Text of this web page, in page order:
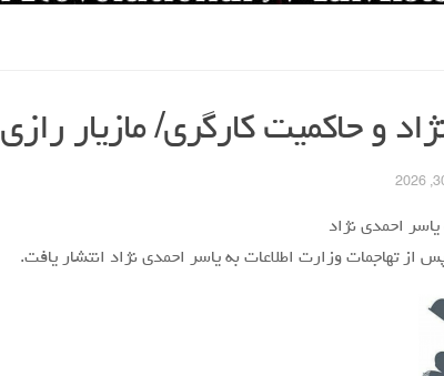
و حاکمیت کارگری/ مازیار رازی